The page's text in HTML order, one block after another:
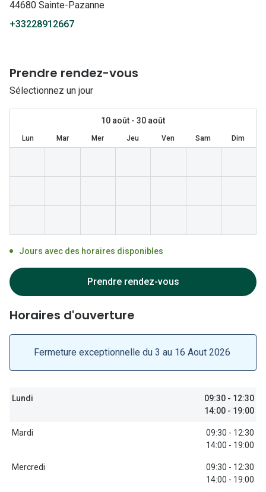
Formes
Lunettes
Lunettes
Tory burch
Coach
Unofficial
Armani
Polo
44680 Sainte-Pazanne
+33228912667
Prendre rendez-vous
Sélectionnez un jour
10 août - 30 août
Lun Mar Mer Jeu Ven Sam Dim
Jours avec des horaires disponibles
Prendre rendez-vous
Horaires d'ouverture
Fermeture exceptionnelle du 3 au 16 Aout 2026
Lundi
09:30 - 12:30
14:00 - 19:00
Mardi
09:30 - 12:30
14:00 - 19:00
Mercredi
09:30 - 12:30
14:00 - 19:00